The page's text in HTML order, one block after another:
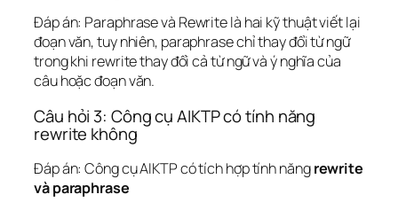
Đáp án: Paraphrase và Rewrite là hai kỹ thuật viết lại
đoạn văn, tuy nhiên, paraphrase chỉ thay đổi từ ngữ
trong khi rewrite thay đổi cả từ ngữ và ý nghĩa của
câu hoặc đoạn văn.
Câu hỏi 3: Công cụ AIKTP có tính năng
rewrite không
Đáp án: Công cụ AIKTP có tích hợp tính năngrewrite
và paraphrase